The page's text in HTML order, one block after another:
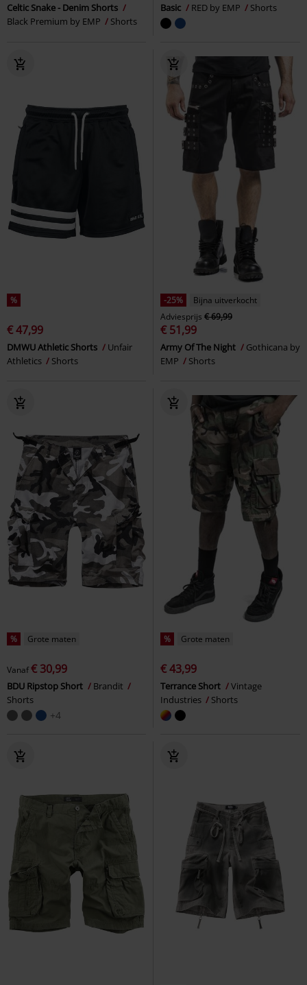
Celtic Snake - Denim Shorts
Black Premium by EMP
Shorts
Basic RED by EMP Shorts
%
€ 47,99
DMWU Athletic Shorts
Unfair
Athletics
Shorts
-25%
Bijna uitverkocht
Adviesprijs € 69,99
€ 51,99
Army Of The Night
Gothicana by
EMP
Shorts
% Grote maten
Vanaf€ 30,99
BDU Ripstop Short
Brandit
Shorts
+4
% Grote maten
€ 43,99
Terrance Short
Vintage
Industries
Shorts